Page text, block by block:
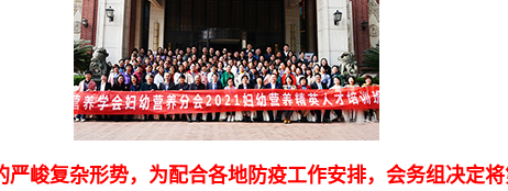
严峻复杂形势，为配合各地防疫工作安排，会务组决定